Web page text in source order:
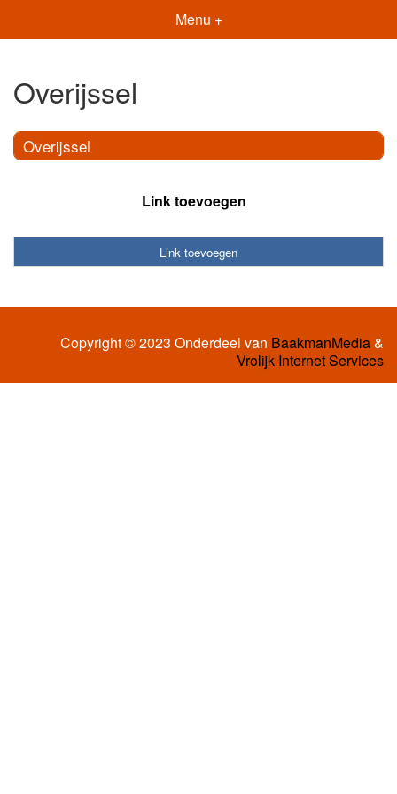
Menu +
Overijssel
Overijssel
Link toevoegen
Link toevoegen
Copyright © 2023 Onderdeel van BaakmanMedia&
Vrolijk Internet Services